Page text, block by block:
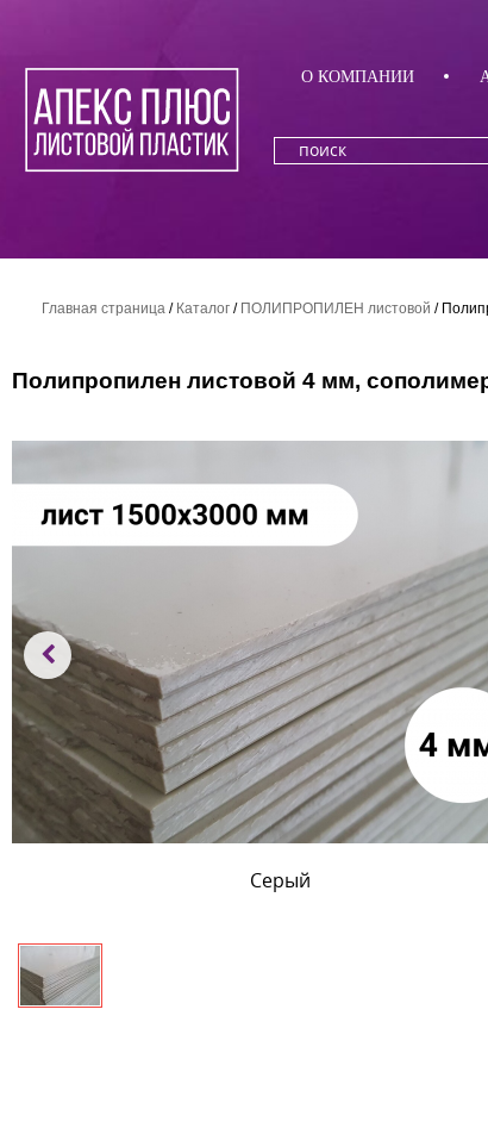
О КОМПАНИИ
Главная страница / Каталог / ПОЛИПРОПИЛЕН листовой /
Полипропилен листовой 4 мм,
Серый